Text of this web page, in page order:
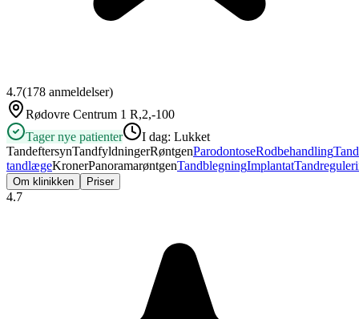
4.7(178 anmeldelser)
Rødovre Centrum 1 R,2,-100
Tager nye patienter
I dag: Lukket
TandeftersynTandfyldningerRøntgenParodontoseRodbehandling
tandlægeKronerPanoramarøntgenTandblegningImplantat
Om klinikken Priser
4.7